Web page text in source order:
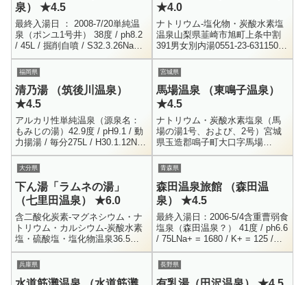
泉） ★4.5
最終入湯日 ： 2008-7/20単純温
泉（ポンユ1号井） 38度 / ph8.2
/ 45L / 掘削自噴 / S32.3.26Na+ =
102.3 / K+ = 1.1 / ...
★4.0
ナトリウム-塩化物・炭酸水素塩
温泉山梨県韮崎市旭町上条中割
391男女別内湯0551-23-6311500
円10:00 - 21:00その名の通り、山
梨県の韮崎市にある、日帰り入
浴施...
福岡県
清乃湯 （筑後川温泉）
★4.5
アルカリ性単純温泉（源泉名：
もみじの湯）42.9度 / pH9.1 / 動
力揚湯 / 毎分275L / H30.1.12Na+
= 120 / K+ = 1.1 / Ca+ = 3...
宮城県
馬場温泉 （東鳴子温泉）
★4.5
ナトリウム・炭酸水素塩泉（馬
場の湯1号、および、2号）宮城
県玉造郡鳴子町大口字馬場
1020229-83-3378男女別内湯 ・
混浴共同浴場300円(共同浴場) ・
500円(内湯...
大分県
下ん湯「ラムネの湯」
（七里田温泉） ★6.0
含二酸化炭素-マグネシウム・ナ
トリウム・カルシウム-炭酸水素
塩・硫酸塩・塩化物温泉36.5度 /
ph6.3 / 掘削自噴 / 毎分186L /
2023.4.19Li+ = 0....
青森県
森田温泉旅館 （森田温
泉） ★4.5
最終入湯日：2006-5/4含重曹弱食
塩泉（森田温泉？） 41度 / ph6.6
/ 75LNa+ = 1680 / K+ = 125 /
Mg++ = 28.99 / Ca++ ...
兵庫県 長野県